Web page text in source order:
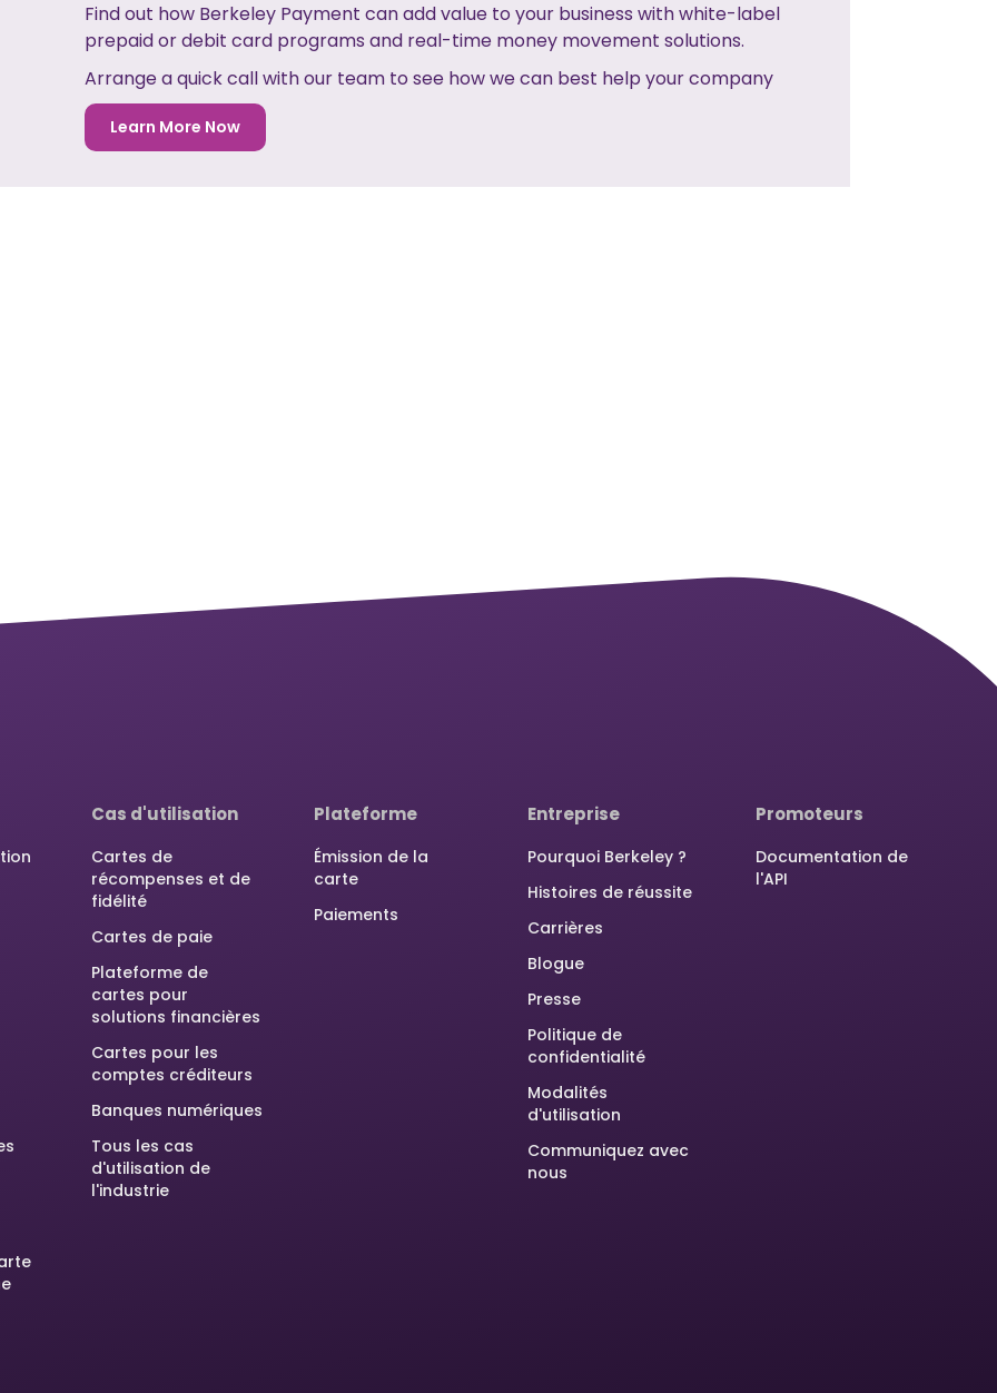
Find out how Berkeley Payment can add value to your business with white-label
prepaid or debit card programs and real-time money movement solutions.
Arrange a quick call with our team to see how we can best help your company
Learn More Now
Cas d'utilisation
Cartes de
récompenses et de
fidélité
Cartes de paie
Plateforme de
cartes pour
solutions financières
Cartes pour les
comptes créditeurs
Banques numériques
Tous les cas
d'utilisation de
l'industrie
Plateforme
Émission de la
carte
Paiements
Entreprise
Pourquoi Berkeley ?
Histoires de réussite
Carrières
Blogue
Presse
Politique de
confidentialité
Modalités
d'utilisation
Communiquez avec
nous
Promoteurs
Documentation de
l'API